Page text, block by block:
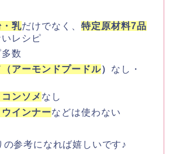
・乳だけでなく、 特定原材料7品
レシピ
数
アーモンドプードル） なし・
ンソメ なし
インナーなどは使わない
の参考になれば嬉しいです♪